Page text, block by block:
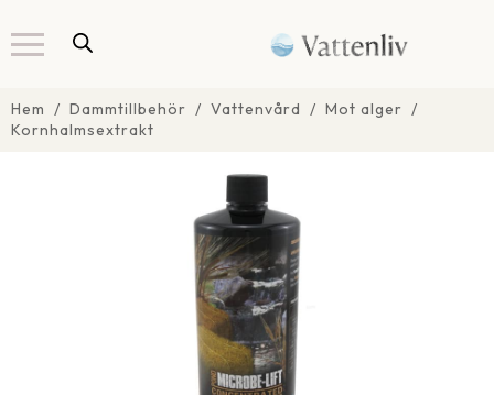
Hem Dammtillbehör Vattenvård
Mot alger
Kornhalmsextrakt